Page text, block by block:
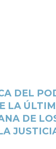
DEL
LA
DE